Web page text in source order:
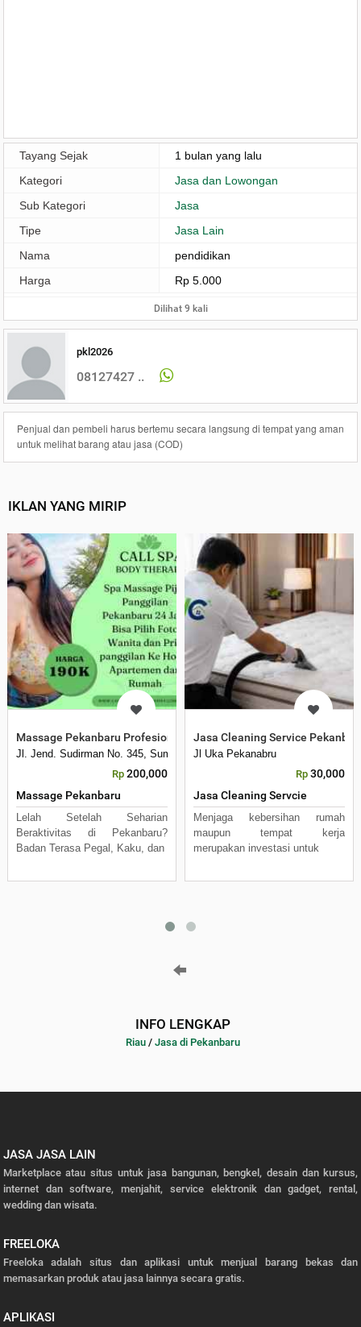
Tayang Sejak
1 bulan yang lalu
Kategori
Jasa dan Lowongan
Sub Kategori
Jasa
Tipe
Jasa Lain
Nama
pendidikan
Harga
Rp 5.000
Dilihat 9 kali
pkl2026
08127427 ..
Penjual dan pembeli harus bertemu secara langsung di tempat yang aman
untuk melihat barang atau jasa (COD)
IKLAN YANG MIRIP
Massage Pekanbaru Profesional Layanan Pijat Panggilan 24 Jam
Jl. Jend. Sudirman No. 345, Sumahilang, Kec. Pekanbaru Kota, Kota
Rp 200,000
Massage Pekanbaru
Lelah Setelah Seharian
Beraktivitas di Pekanbaru?
Badan Terasa Pegal, Kaku, dan
Jasa Cleaning Service
Jl Uka Pekanabru
Rp 30,000
Jasa Cleaning Servcie
Menjaga kebersihan rumah
maupun tempat kerja
merupakan investasi untuk
INFO LENGKAP
Riau / Jasa di Pekanbaru
JASA JASA LAIN
Marketplace atau situs untuk jasa bangunan, bengkel, desain dan kursus,
internet dan software, menjahit, service elektronik dan gadget, rental,
wedding dan wisata.
FREELOKA
Freeloka adalah situs dan aplikasi untuk menjual barang bekas dan
memasarkan produk atau jasa lainnya secara gratis.
APLIKASI